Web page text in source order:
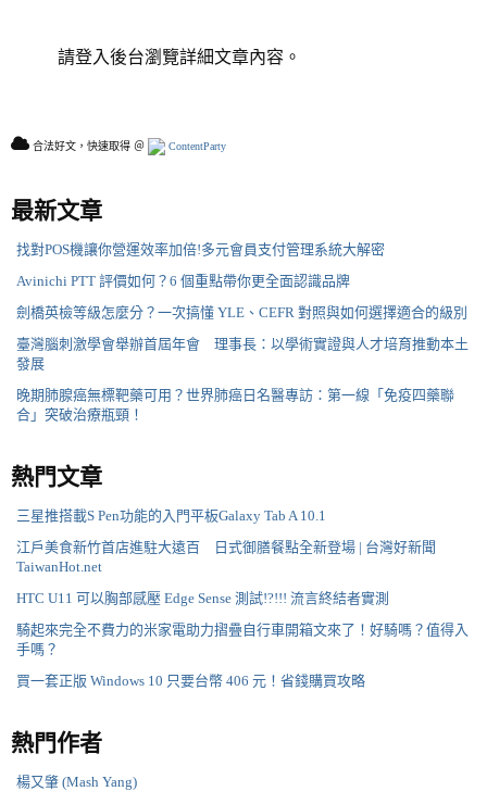
請登入後台瀏覽詳細文章內容。
合法好文，快速取得 ＠ ContentParty
最新文章
找對POS機讓你營運效率加倍!多元會員支付管理系統大解密
Avinichi PTT 評價如何？6 個重點帶你更全面認識品牌
劍橋英檢等級怎麼分？一次搞懂 YLE、CEFR 對照與如何選擇適合的級別
臺灣腦刺激學會舉辦首屆年會 理事長：以學術實證與人才培育推動本土
發展
晚期肺腺癌無標靶藥可用？世界肺癌日名醫專訪：第一線「免疫四藥聯
合」突破治療瓶頸！
熱門文章
三星推搭載S Pen功能的入門平板Galaxy Tab A 10.1
江戶美食新竹首店進駐大遠百 日式御膳餐點全新登場 | 台灣好新聞
TaiwanHot.net
HTC U11 可以胸部感壓 Edge Sense 測試!?!!! 流言終結者實測
騎起來完全不費力的米家電助力摺疊自行車開箱文來了！好騎嗎？值得入
手嗎？
買一套正版 Windows 10 只要台幣 406 元！省錢購買攻略
熱門作者
楊又肇 (Mash Yang)